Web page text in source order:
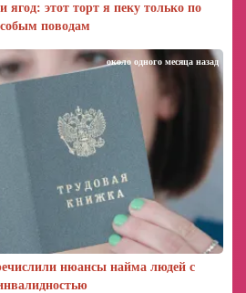
ягод: этот торт я пеку только по
поводам
нюансы найма людей с
около одного месяца назад